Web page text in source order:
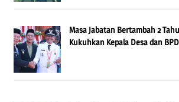
Masa Jabatan Bertambah 2
Kukuhkan Kepala Desa dan BPD